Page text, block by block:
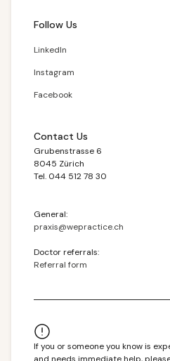
Follow Us
LinkedIn
Instagram
Facebook
Contact Us
Grubenstrasse 6
8045 Zürich
Tel. 044 512 78 30
General:
praxis@wepractice.ch
Doctor referrals:
Referral form
If you or someone you know is
and needs immediate help,